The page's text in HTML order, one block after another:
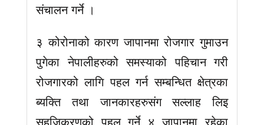
संचालन गर्ने ।
३ कोरोनाको कारण जापानमा रोजगार गुमाउन
पुगेका नेपालीहरुको समस्याको पहिचान गरी
रोजगारको लागि पहल गर्न सम्बन्धित क्षेत्रका
ब्यक्ति तथा जानकारहरुसंग सल्लाह लिइ
सहजिकरणको पहल गर्ने ४ जापानमा रहेका